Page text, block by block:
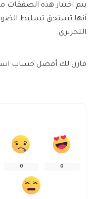
يتم اختيار هذه الصفقات
أنها تستحق تسليط الضوء
التحريري.
قارن لك أفضل حساب
0
0